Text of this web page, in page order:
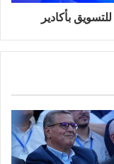
بأكادير